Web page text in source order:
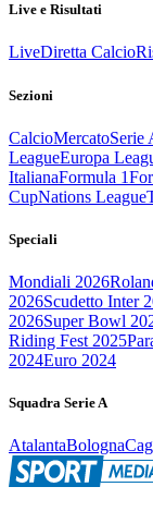
Live e Risultati
LiveDiretta Calcio
Sezioni
CalcioMercatoSerie
LeagueEuropa
ItalianaFormula 1
CupNations League
Speciali
Mondiali 2026
2026Scudetto Inter
2026Super Bowl
Riding Fest 2025
2024Euro 2024
Squadra Serie A
AtalantaBologna